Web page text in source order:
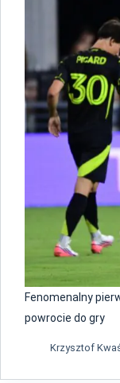
Fenomenalny
powrocie do gry
Krzysztof